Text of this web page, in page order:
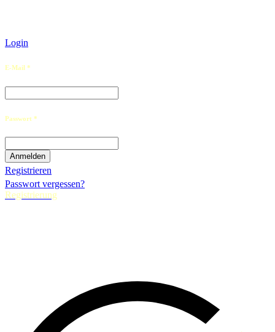
Login
E-Mail *
Passwort *
Registrieren
Passwort vergessen?
Registrierung